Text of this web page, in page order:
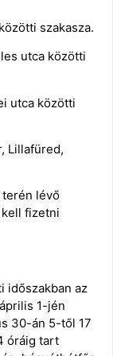
szakasza.
utca közötti
utca közötti
Lillafüred,
terén lévő
fizetni
időszakban az
1-jén
30-án 5-től 17
óráig tart